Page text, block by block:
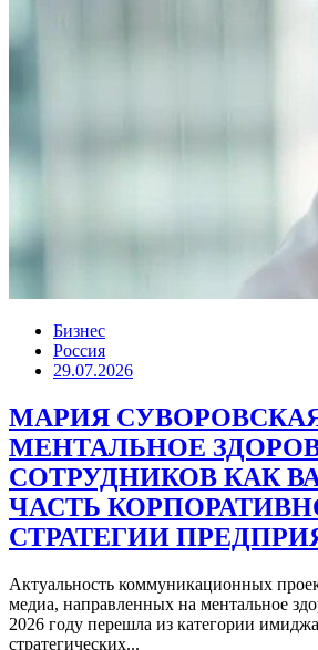
Бизнес
Россия
29.07.2026
МАРИЯ
МЕНТАЛЬНОЕ
СОТРУДНИКОВ КАК
ЧАСТЬ
СТРАТЕГИИ
Актуальность коммуникационных
медиа, направленных на ментальное
2026 году перешла из категории
стратегических...